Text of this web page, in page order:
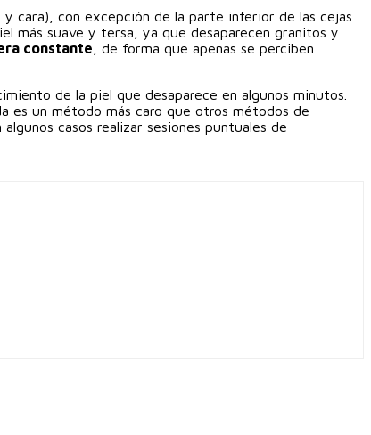
cara), con excepción de la parte inferior de las cejas
más suave y tersa, ya que desaparecen granitos y
constante , de forma que apenas se perciben
de la piel que desaparece en algunos minutos.
es un método más caro que otros métodos de
casos realizar sesiones puntuales de